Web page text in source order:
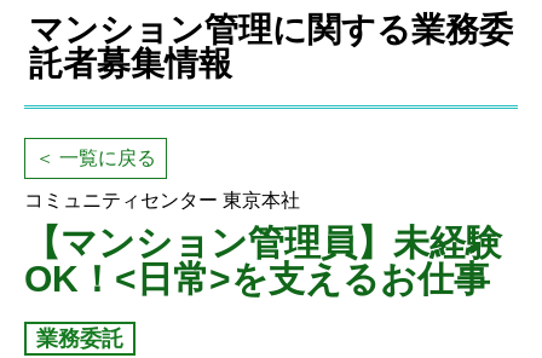
マンション管理に関する業務委
託者募集情報
＜ 一覧に戻る
コミュニティセンター 東京本社
【マンション管理員】未経験
OK！<日常>を支えるお仕事
業務委託